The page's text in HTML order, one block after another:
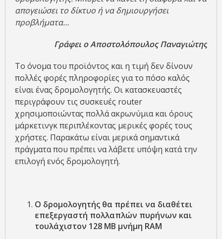
απογειώσει το δίκτυο ή να δημιουργήσει
προβλήματα…
Γράφει ο Αποστολόπουλος Παναγιώτης
Το όνομα του προϊόντος και η τιμή δεν δίνουν
πολλές φορές πληροφορίες για το πόσο καλός
είναι ένας δρομολογητής. Οι κατασκευαστές
περιγράφουν τις συσκευές router
χρησιμοποιώντας πολλά ακρωνύμια και όρους
μάρκετινγκ περιπλέκοντας μερικές φορές τους
χρήστες. Παρακάτω είναι μερικά σημαντικά
πράγματα που πρέπει να λάβετε υπόψη κατά την
επιλογή ενός δρομολογητή.
Ο δρομολογητής θα πρέπει να διαθέτει
επεξεργαστή πολλαπλών πυρήνων και
τουλάχιστον 128 MB μνήμη RAM